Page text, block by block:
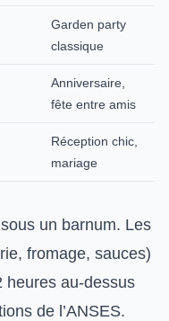
Garden party
classique
Anniversaire,
fête entre amis
Réception chic,
mariage
un barnum. Les
fromage, sauces)
heures au-dessus
de l’ANSES.